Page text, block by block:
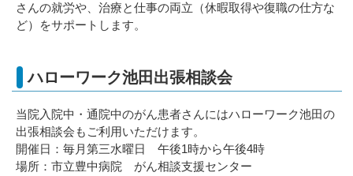
さんの就労や、治療と仕事の両立（休暇取得や復職の仕方な
ど）をサポートします。
ハローワーク池田出張相談会
当院入院中・通院中のがん患者さんにはハローワーク池田の
出張相談会もご利用いただけます。
開催日：毎月第三水曜日 午後1時から午後4時
場所：市立豊中病院 がん相談支援センター